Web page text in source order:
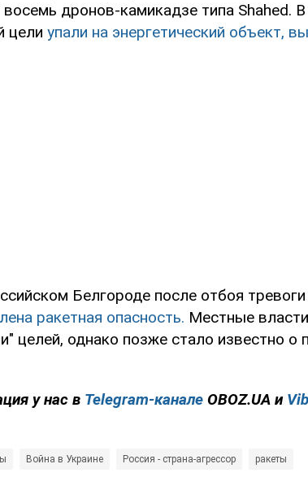
дронов-камикадзе типа Shahed.
цели упали на энергетический объект,
Белгороде после отбоя
ракетная опасность. Местные
целей, однако позже стало известно о
у нас в Telegram-канале OBOZ.UA и
Война в Украине Россия - страна-агрессор ракеты